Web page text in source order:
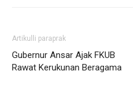
Artikulli paraprak
Gubernur Ansar Ajak FKUB
Rawat Kerukunan Beragama